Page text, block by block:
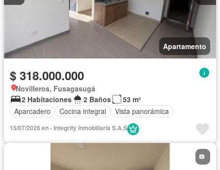
Apartamento
$ 318.000.000
Novilleros, Fusagasugá
2 Habitaciones
2 Baños
53 m²
Aparcadero
Cocina integral Vista panorámica
15/07/2026 en - Integrity Inmobiliaria S.A.S